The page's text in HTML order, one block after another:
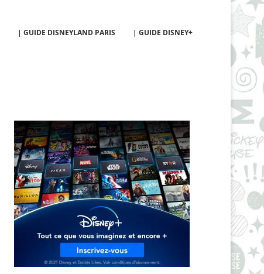
| GUIDE DISNEYLAND PARIS | GUIDE DISNEY+